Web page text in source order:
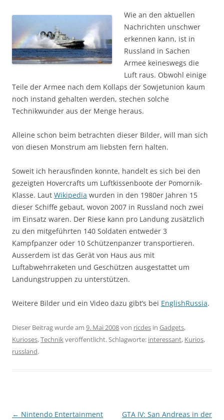
Wie an den aktuellen
Nachrichten unschwer
erkennen kann, ist in
Russland in Sachen
Armee keineswegs die
Luft raus. Obwohl einige
Teile der Armee nach dem Kollaps der Sowjetunion kaum
noch instand gehalten werden, stechen solche
Technikwunder aus der Menge heraus.
Alleine schon beim betrachten dieser Bilder, will man sich
von diesen Monstrum am liebsten fern halten.
Soweit ich herausfinden konnte, handelt es sich bei den
gezeigten Hovercrafts um Luftkissenboote der Pomornik-
Klasse. Laut Wikipedia wurden in den 1980er Jahren 15
dieser Schiffe gebaut, wovon 2007 in Russland noch zwei
im Einsatz waren. Der Riese kann pro Landung zusätzlich
zu den mitgeführten 140 Soldaten entweder 3
Kampfpanzer oder 10 Schützenpanzer transportieren.
Ausserdem ist das Gerät von Haus aus mit
Luftabwehrraketen und Geschützen ausgestattet um
Landungstruppen zu unterstützen.
Weitere Bilder und ein Video dazu gibt’s bei EnglishRussia.
Dieser Beitrag wurde am 9. Mai 2008von ricdes in Gadgets,
Kurioses,Technikveröffentlicht. Schlagworte: interessant, Kurios,
russland.
Beitragsnavigation
← Nintendo Entertainment
GTA IV: San Andreas in der